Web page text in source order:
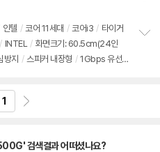
인텔 / 코어 11세대 / 코어i3 / 타이거
/ INTEL / 화면크기: 60.5cm(24인
방지 / 스피커 내장형 / 1Gbps 유선
품
1
검색결과 어떠셨나요?